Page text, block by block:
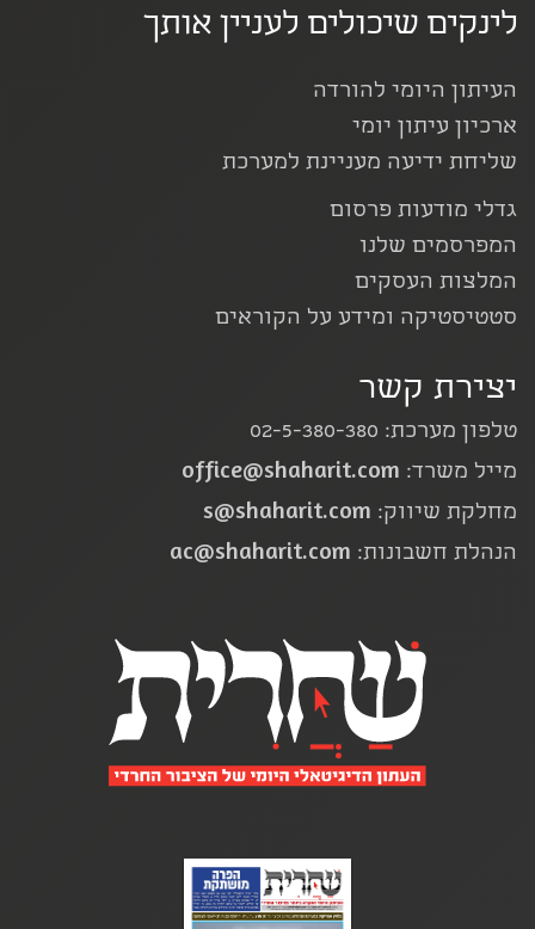
לינקים שיכולים לעניין אותך
העיתון היומי להורדה
ארכיון עיתון יומי
שליחת ידיעה מעניינת למערכת
גדלי מודעות פרסום
המפרסמים שלנו
המלצות העסקים
סטטיסטיקה ומידע על הקוראים
יצירת קשר
טלפון מערכת: 02-5-380-380
מייל משרד: office@shaharit.com
מחלקת שיווק: s@shaharit.com
הנהלת חשבונות: ac@shaharit.com